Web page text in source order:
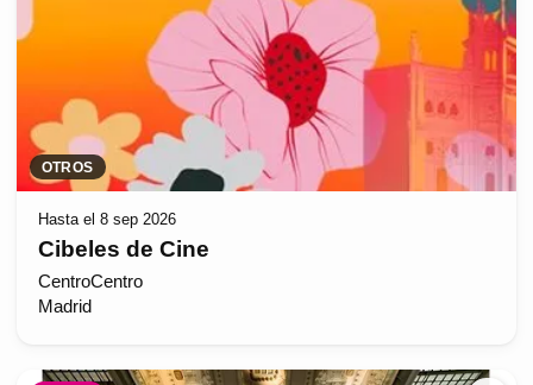
OTROS
Hasta el 8 sep 2026
Cibeles de Cine
CentroCentro
Madrid